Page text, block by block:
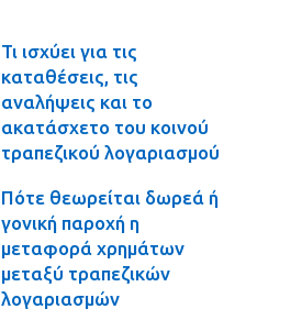
Τι ισχύει για τις
καταθέσεις, τις
αναλήψεις και το
ακατάσχετο του κοινού
τραπεζικού λογαριασμού
Πότε θεωρείται δωρεά ή
γονική παροχή η
μεταφορά χρημάτων
μεταξύ τραπεζικών
λογαριασμών